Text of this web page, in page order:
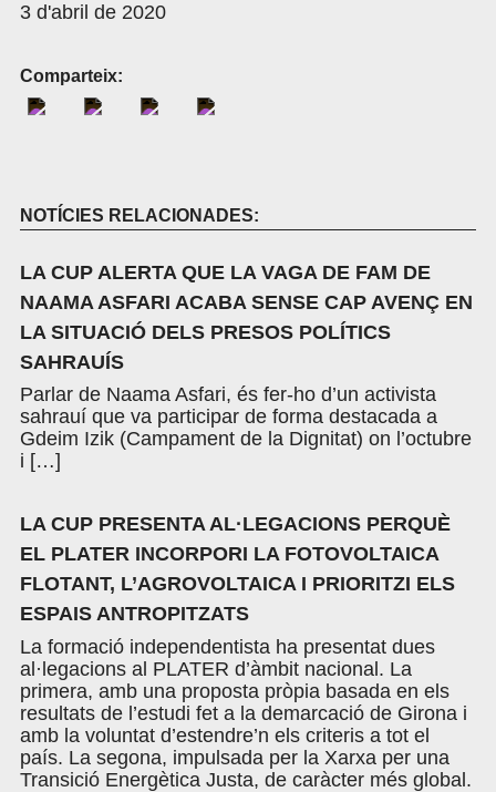
3 d'abril de 2020
Comparteix:
NOTÍCIES RELACIONADES:
LA CUP ALERTA QUE LA VAGA DE FAM DE
NAAMA ASFARI ACABA SENSE CAP AVENÇ EN
LA SITUACIÓ DELS PRESOS POLÍTICS
SAHRAUÍS
Parlar de Naama Asfari, és fer-ho d’un activista
sahrauí que va participar de forma destacada a
Gdeim Izik (Campament de la Dignitat) on l’octubre
i […]
LA CUP PRESENTA AL·LEGACIONS PERQUÈ
EL PLATER INCORPORI LA FOTOVOLTAICA
FLOTANT, L’AGROVOLTAICA I PRIORITZI ELS
ESPAIS ANTROPITZATS
La formació independentista ha presentat dues
al·legacions al PLATER d’àmbit nacional. La
primera, amb una proposta pròpia basada en els
resultats de l’estudi fet a la demarcació de Girona i
amb la voluntat d’estendre’n els criteris a tot el
país. La segona, impulsada per la Xarxa per una
Transició Energètica Justa, de caràcter més global.